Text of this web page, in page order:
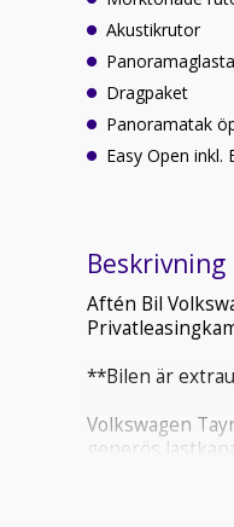
Akustikrutor
Dragpaket
Panoramatak
Easy Open inkl.
Beskrivning
Aftén Bil
**Bilen är
Volkswagen
generös